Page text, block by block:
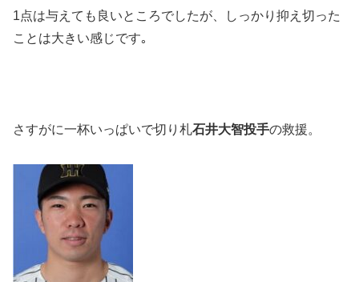
1点は与えても良いところでしたが、しっかり抑え切った
ことは大きい感じです｡
さすがに一杯いっぱいで切り札石井大智投手の救援。